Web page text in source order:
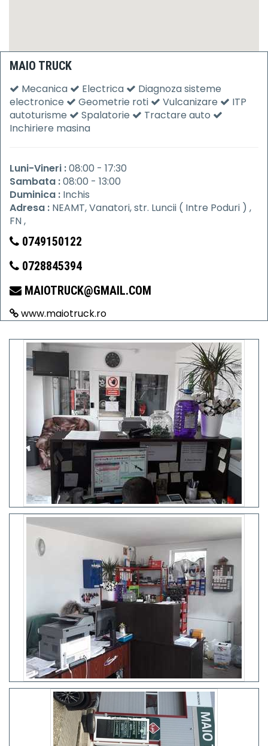
MAIO TRUCK
Mecanica Electrica
Diagnoza sisteme
electronice
Geometrie roti Vulcanizare
ITP
autoturisme
Spalatorie
Tractare auto
Inchiriere masina
Luni-Vineri :08:00 - 17:30
Sambata :08:00 - 13:00
Duminica : Inchis
Adresa : NEAMT, Vanatori, str. Luncii ( Intre Poduri ) ,
FN ,
0749150122
0728845394
MAIOTRUCK@GMAIL.COM
www.maiotruck.ro